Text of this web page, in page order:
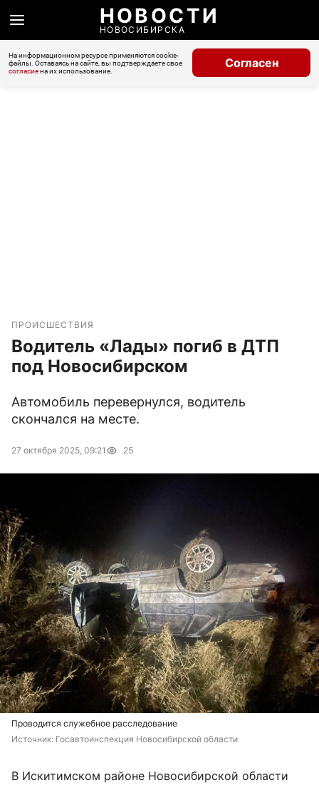
НОВОСТИ
НОВОСИБИРСКА
На информационном ресурсе применяются cookie-
файлы. Оставаясь на сайте, вы подтверждаете свое
согласиена их использование.
Согласен
ПРОИСШЕСТВИЯ
Водитель «Лады» погиб в ДТП
под Новосибирском
Автомобиль перевернулся, водитель
скончался на месте.
27 октября 2025, 09:21 25
Проводится служебное расследование
Источник: Госавтоинспекция Новосибирской области
В Искитимском районе Новосибирской области